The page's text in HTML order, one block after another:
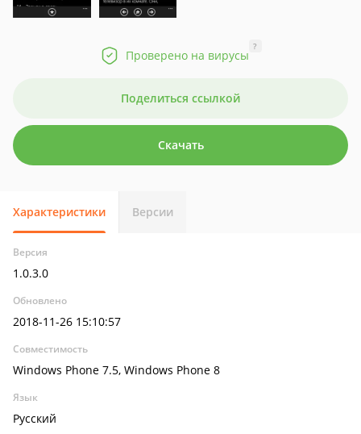
Проверено на вирусы
?
Поделиться ссылкой
Скачать
Характеристики Версии
Версия
1.0.3.0
Обновлено
2018-11-26 15:10:57
Совместимость
Windows Phone 7.5, Windows Phone 8
Язык
Русский